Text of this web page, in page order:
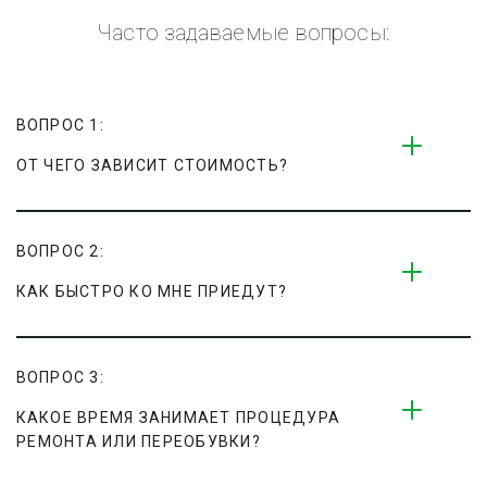
Часто задаваемые вопросы:
ВОПРОС 1:
ОТ ЧЕГО ЗАВИСИТ СТОИМОСТЬ?
ВОПРОС 2:
КАК БЫСТРО КО МНЕ ПРИЕДУТ?
ВОПРОС 3:
КАКОЕ ВРЕМЯ ЗАНИМАЕТ ПРОЦЕДУРА
РЕМОНТА ИЛИ ПЕРЕОБУВКИ?